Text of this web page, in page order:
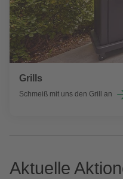
Grills
Schmeiß mit uns den Grill an
Aktuelle